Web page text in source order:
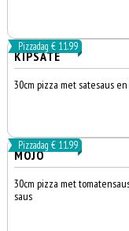
Pizzadag € 11.99
KIPSATE
30cm pizza met satesaus
Pizzadag € 11.99
MOJO
30cm pizza met
saus